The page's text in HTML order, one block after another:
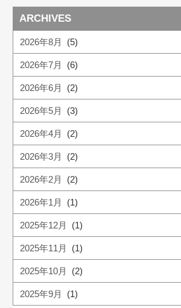
ARCHIVES
2026年8月 (5)
2026年7月 (6)
2026年6月 (2)
2026年5月 (3)
2026年4月 (2)
2026年3月 (2)
2026年2月 (2)
2026年1月 (1)
2025年12月 (1)
2025年11月 (1)
2025年10月 (2)
2025年9月 (1)